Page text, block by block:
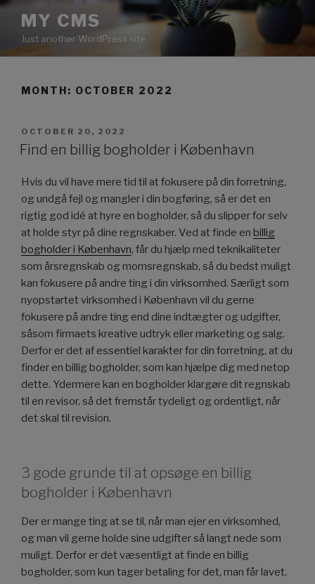
Skip
content
MY CMS
Just another WordPress site
MONTH: OCTOBER 2022
POSTED
ON
OCTOBER 20, 2022
Find en billig bogholder i København
Hvis du vil have mere tid til at fokusere på din forretning,
og undgå fejl og mangler i din bogføring, så er det en
rigtig god idé at hyre en bogholder, så du slipper for selv
at holde styr på dine regnskaber. Ved at finde en billig
bogholder i København, får du hjælp med teknikaliteter
som årsregnskab og momsregnskab, så du bedst muligt
kan fokusere på andre ting i din virksomhed. Særligt som
nyopstartet virksomhed i København vil du gerne
fokusere på andre ting end dine indtægter og udgifter,
såsom firmaets kreative udtryk eller marketing og salg.
Derfor er det af essentiel karakter for din forretning, at du
finder en billig bogholder, som kan hjælpe dig med netop
dette. Ydermere kan en bogholder klargøre dit regnskab
til en revisor, så det fremstår tydeligt og ordentligt, når
det skal til revision.
3 gode grunde til at opsøge en billig
bogholder i København
Der er mange ting at se til, når man ejer en virksomhed,
og man vil gerne holde sine udgifter så langt nede som
muligt. Derfor er det væsentligt at finde en billig
bogholder, som kun tager betaling for det, man får lavet,